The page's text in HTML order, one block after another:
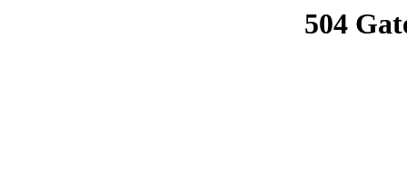
504